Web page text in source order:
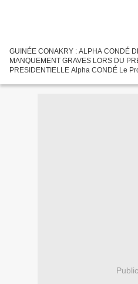
GUINÉE CONAKRY : ALPHA CONDÉ
MANQUEMENT GRAVES LORS DU
PRESIDENTIELLE Alpha CONDÉ Le
incertitudes planent sur la tenue du